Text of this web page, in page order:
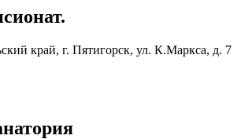
край, г. Пятигорск, ул. К.Маркса, д. 7